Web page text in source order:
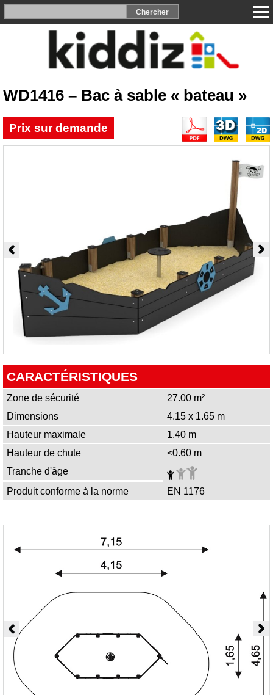
WD1416 – Bac à sable « bateau »
Prix sur demande
CARACTÉRISTIQUES
Zone de sécurité
27.00 m²
Dimensions
4.15 x 1.65 m
Hauteur maximale
1.40 m
Hauteur de chute
<0.60 m
Tranche d'âge
Produit conforme à la norme
EN 1176